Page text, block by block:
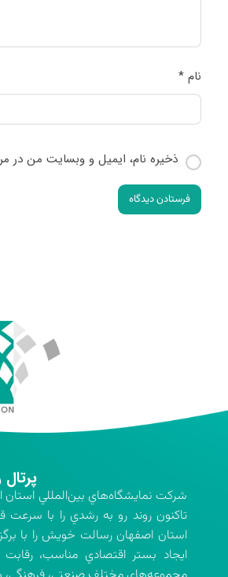
نام *
ذخیره نام، ایمیل و وبسایت من در
فرستادن دیدگاه
تاكنون روند رو به رشدي را با
استان اصفهان رسالت خويش را با
ايجاد بستر اقتصادي مناسب،